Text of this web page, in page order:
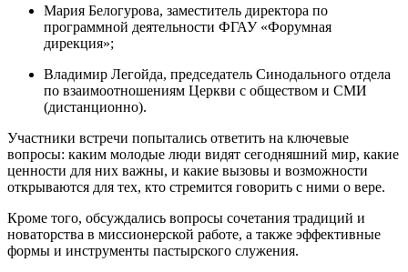
Мария Белогурова, заместитель директора по
программной деятельности ФГАУ «Форумная
дирекция»;
Владимир Легойда, председатель Синодального отдела
по взаимоотношениям Церкви с обществом и СМИ
(дистанционно).
Участники встречи попытались ответить на ключевые
вопросы: каким молодые люди видят сегодняшний мир, какие
ценности для них важны, и какие вызовы и возможности
открываются для тех, кто стремится говорить с ними о вере.
Кроме того, обсуждались вопросы сочетания традиций и
новаторства в миссионерской работе, а также эффективные
формы и инструменты пастырского служения.